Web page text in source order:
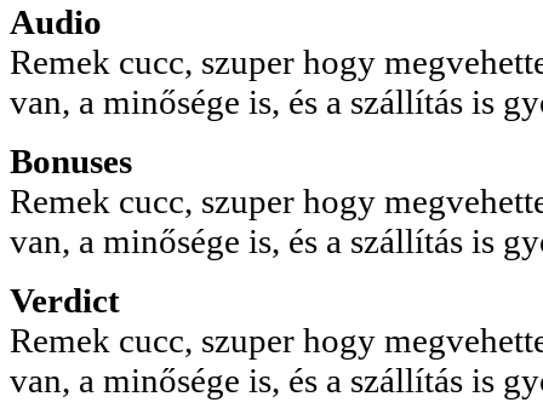
Audio
Remek cucc, szuper hogy
van, a minősége is, és a szállítás is
Bonuses
Remek cucc, szuper hogy
van, a minősége is, és a szállítás is
Verdict
Remek cucc, szuper hogy
van, a minősége is, és a szállítás is